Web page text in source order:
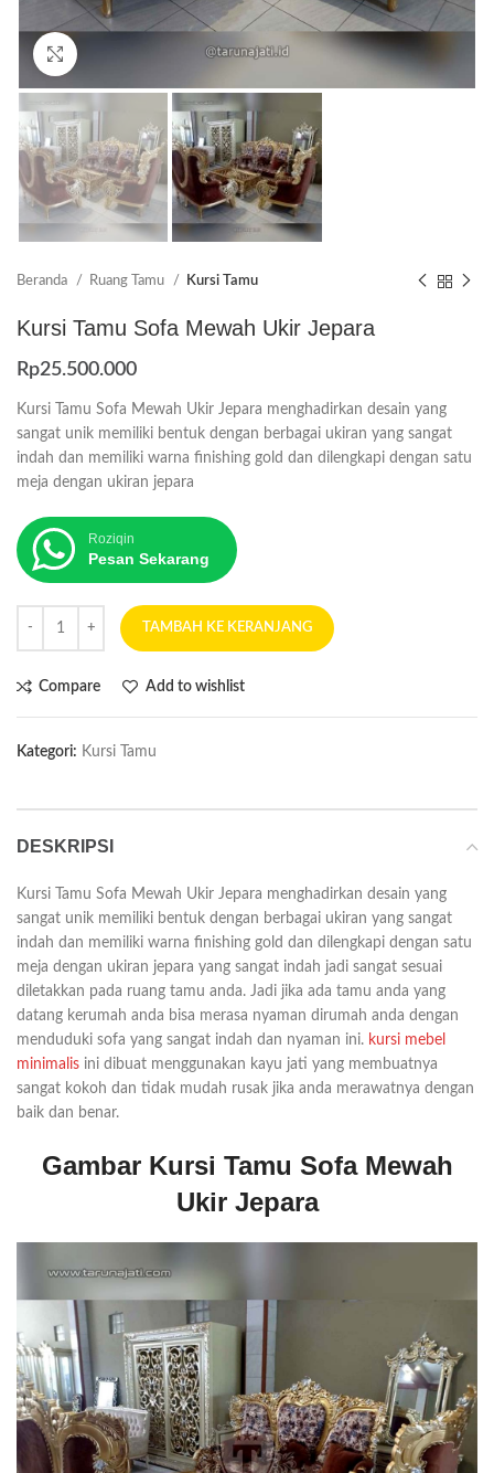
Beranda Ruang Tamu Kursi Tamu
Kursi Tamu Sofa Mewah Ukir Jepara
Rp25.500.000
Kursi Tamu Sofa Mewah Ukir Jepara menghadirkan desain yang
sangat unik memiliki bentuk dengan berbagai ukiran yang sangat
indah dan memiliki warna finishing gold dan dilengkapi dengan satu
meja dengan ukiran jepara
Roziqin
Pesan Sekarang
TAMBAH KE KERANJANG
Compare Add to wishlist
Kategori: Kursi Tamu
DESKRIPSI
Kursi Tamu Sofa Mewah Ukir Jepara menghadirkan desain yang
sangat unik memiliki bentuk dengan berbagai ukiran yang sangat
indah dan memiliki warna finishing gold dan dilengkapi dengan satu
meja dengan ukiran jepara yang sangat indah jadi sangat sesuai
diletakkan pada ruang tamu anda. Jadi jika ada tamu anda yang
datang kerumah anda bisa merasa nyaman dirumah anda dengan
menduduki sofa yang sangat indah dan nyaman ini. kursi mebel
minimalis ini dibuat menggunakan kayu jati yang membuatnya
sangat kokoh dan tidak mudah rusak jika anda merawatnya dengan
baik dan benar.
Gambar Kursi Tamu Sofa Mewah
Ukir Jepara